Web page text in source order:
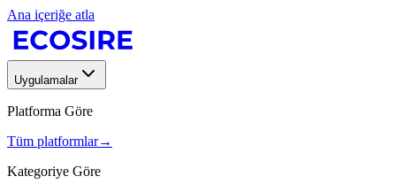
Ana içeriğe atla
Uygulamalar
Platforma Göre
Tüm platformlar→
Kategoriye Göre